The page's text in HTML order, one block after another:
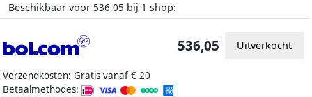
Beschikbaar voor 536,05 bij 1 shop:
Verzendkosten: Gratis vanaf € 20
Betaalmethodes:
536,05 Uitverkocht